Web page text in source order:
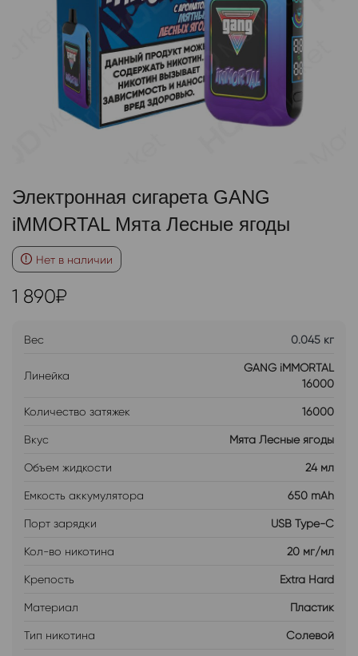
Электронная сигарета GANG
iMMORTAL Мята Лесные ягоды
Нет в наличии
1 890₽
Вес 0.045 кг
Линейка
GANG iMMORTAL
16000
Количество затяжек 16000
Вкус Мята Лесные ягоды
Объем жидкости 24 мл
Емкость аккумулятора 650 mAh
Порт зарядки USB Type-C
Кол-во никотина 20 мг/мл
Крепость Extra Hard
Материал Пластик
Тип никотина Солевой